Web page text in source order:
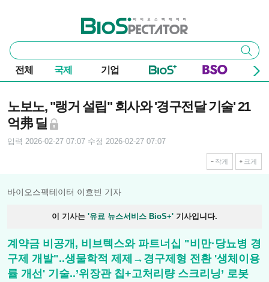
바이오스펙테이터
통
합
검
색
검색
전체 국제 기업
노보노, "랭거 설립" 회사와 '경구전달 기술' 21
억弗 딜
입력 2026-02-27 07:07 수정 2026-02-27 07:07
작게 크게
바이오스펙테이터 이효빈 기자
이 기사는 '유료 뉴스서비스 BioS+' 기사입니다.
계약금 비공개, 비브텍스와 파트너십 "비만·당뇨병 경
구제 개발"..생물학적 제제→경구제형 전환 '생체이용
률 개선' 기술..’위장관 칩+고처리량 스크리닝’ 로봇